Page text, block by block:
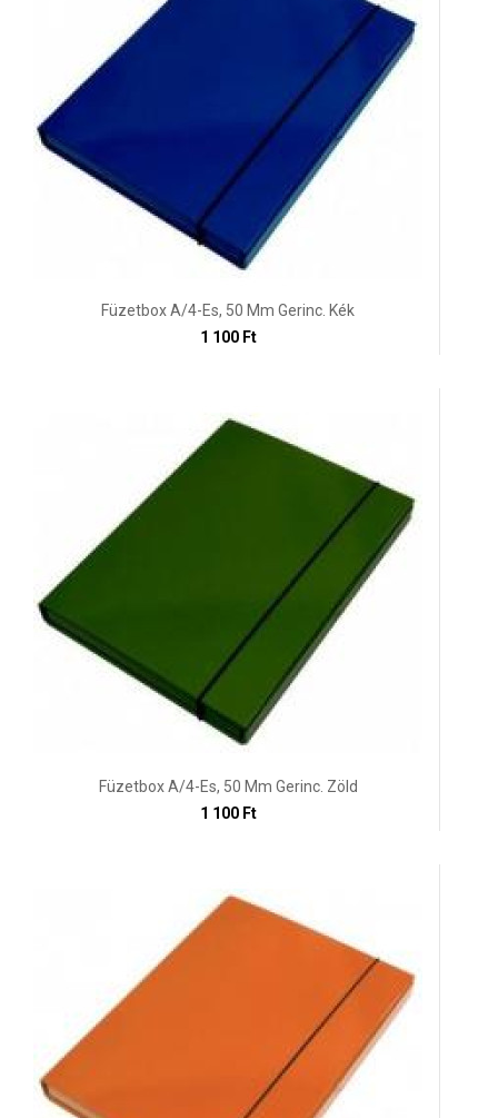
Füzetbox A/4-Es, 50 Mm Gerinc. Kék
1 100 Ft
Füzetbox A/4-Es, 50 Mm Gerinc. Zöld
1 100 Ft